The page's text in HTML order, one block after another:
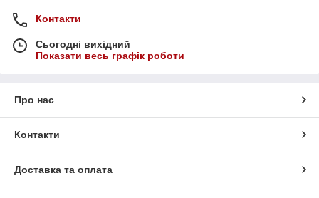
Контакти
Сьогодні вихідний
Показати весь графік роботи
Про нас
Контакти
Доставка та оплата